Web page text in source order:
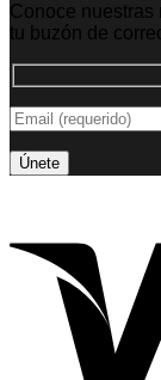
Conoce nuestras
tu buzón de